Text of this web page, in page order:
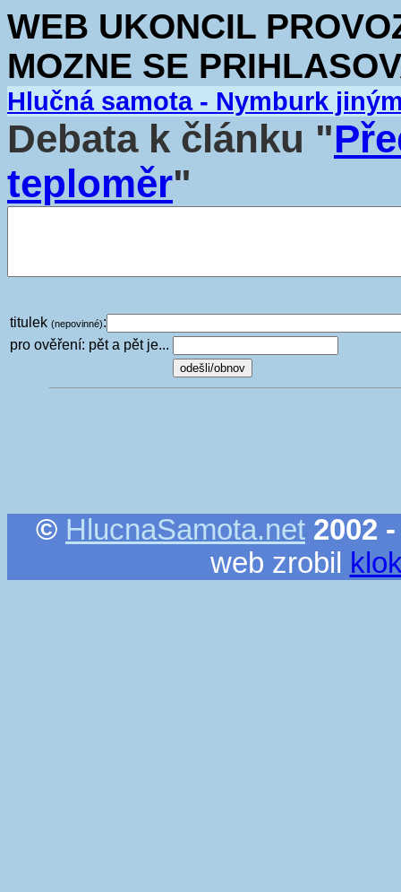
WEB UKONCIL
MOZNE SE
Hlučná samota - Nymburk
Debata k článku "
teploměr"
titulek (nepovinné):
pro ověření: pět a pět je...
© HlucnaSamota.net 2002
web zrobil